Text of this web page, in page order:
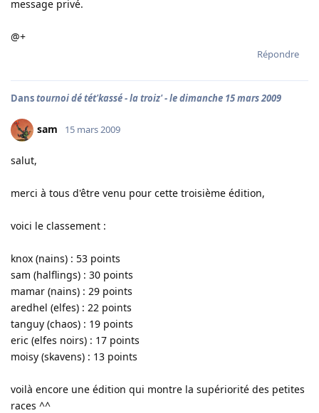
message privé.
@+
Répondre
Danstournoi dé tét'kassé - la troiz' - le dimanche 15 mars 2009
sam 15 mars 2009
salut,
merci à tous d'être venu pour cette troisième édition,
voici le classement :
knox (nains) : 53 points
sam (halflings) : 30 points
mamar (nains) : 29 points
aredhel (elfes) : 22 points
tanguy (chaos) : 19 points
eric (elfes noirs) : 17 points
moisy (skavens) : 13 points
voilà encore une édition qui montre la supériorité des petites
races ^^